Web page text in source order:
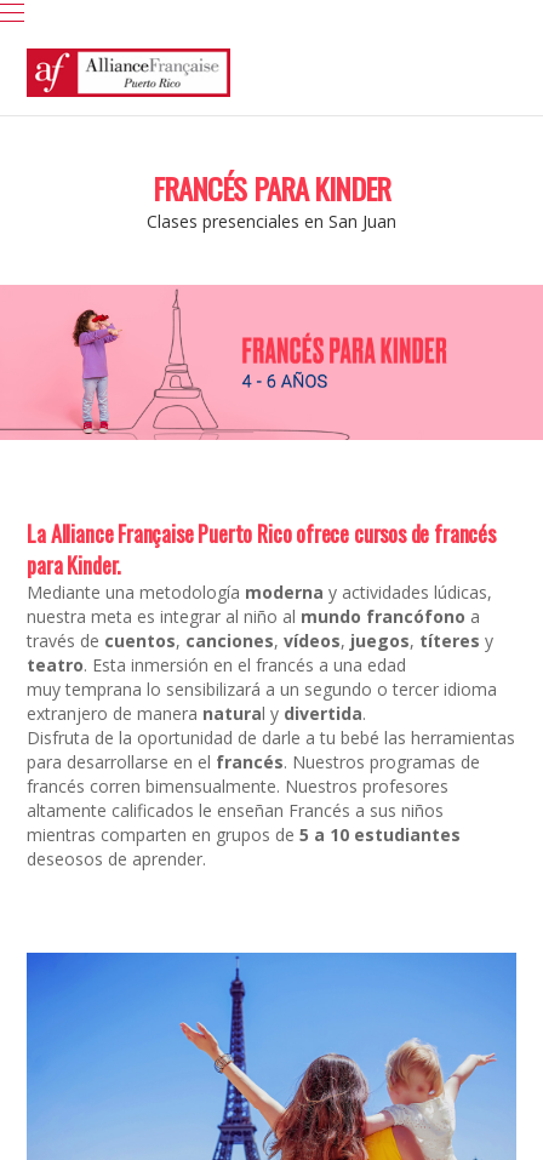
FRANCÉS PARA KINDER
Clases presenciales en San Juan
La Alliance Française Puerto Rico ofrece cursos de francés
para Kinder.
Mediante una metodología moderna y actividades lúdicas,
nuestra meta es integrar al niño al mundo francófono a
través de cuentos, canciones,vídeos, juegos, títeres y
teatro. Esta inmersión en el francés a una edad
muy temprana lo sensibilizará a un segundo o tercer idioma
extranjero de manera natural y divertida.
Disfruta de la oportunidad de darle a tu bebé las herramientas
para desarrollarse en el francés. Nuestros programas de
francés corren bimensualmente. Nuestros profesores
altamente calificados le enseñan Francés a sus niños
mientras comparten en grupos de5 a 10 estudiantes
deseosos de aprender.